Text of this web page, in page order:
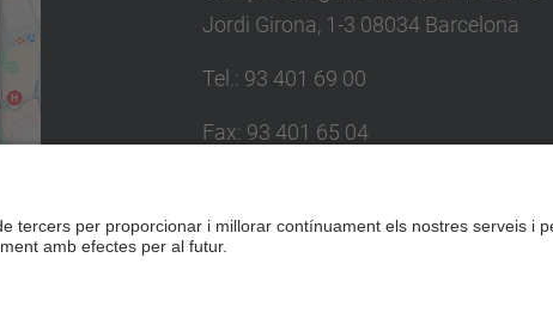
Jordi Girona, 1-3 08034 Barcelona
Tel.: 93 401 69 00
Fax: 93 401 65 04
Formulari de contacte